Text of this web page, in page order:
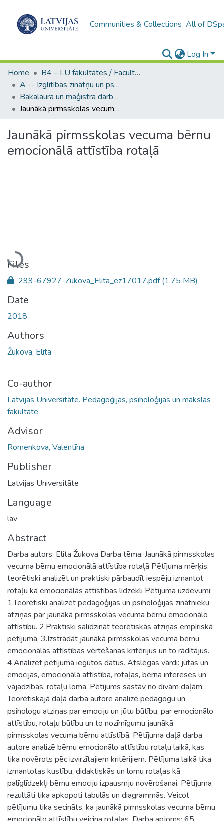
Communities & Collections All of
Log In
Home
B4 – LU fakultātes / Faculties of the UL
A -- Izglītības zinātņu un psiholoģijas fakultāte / Faculty of Education Sciences and Psychology
Bakalaura un maģistra darbi (PPMF) / Bachelor's and Master's theses
Jaunākā pirmsskolas vecuma bērnu emocionālā attīstība rotaļā
Jaunākā pirmsskolas vecuma bērnu
emocionālā attīstība rotaļā
Loading...
Files
299-67927-Zukova_Elita_ez17017.pdf(1.75 MB)
Date
2018
Authors
Žukova, Elita
Co-author
Latvijas Universitāte. Pedagoģijas, psiholoģijas un mākslas
fakultāte
Advisor
Romenkova, Valentīna
Publisher
Latvijas Universitāte
Language
lav
Abstract
Darba autors: Elita Žukova Darba tēma: Jaunākā pirmsskolas
vecuma bērnu emocionālā attīstība rotaļā Pētījuma mērķis:
teorētiski analizēt un praktiski pārbaudīt iespēju izmantot
rotaļu kā emocionālās attīstības līdzekli Pētījuma uzdevumi:
1.Teorētiski analizēt pedagoģijas un psiholoģijas zinātnieku
atziņas par jaunākā pirmsskolas vecuma bērnu emocionālo
attīstību. 2.Praktiski salīdzināt teorētiskās atziņas empīriskā
pētījumā. 3.Izstrādāt jaunākā pirmsskolas vecuma bērnu
emocionālās attīstības vērtēšanas kritērijus un to rādītājus.
4.Analizēt pētījumā iegūtos datus. Atslēgas vārdi: jūtas un
emocijas, emocionālā attīstība, rotaļas, bērna intereses un
vajadzības, rotaļu loma. Pētījums sastāv no divām daļām:
Teorētiskajā daļā darba autore analizē pedagogu un
psihologu atziņas par emociju un jūtu būtību, par emocionālo
attīstību, rotaļu būtību un to nozīmīgumu jaunākā
pirmsskolas vecuma bērnu attīstībā. Pētījuma daļā darba
autore analizē bērnu emocionālo attīstību rotaļu laikā, kas
tika novērots pēc izvirzītajiem kritērijiem. Pētījuma laikā tika
izmantotas kustību, didaktiskās un lomu rotaļas kā
palīglīdzekļi bērnu emociju izpausmju novērošanai. Pētījuma
rezultāti tika apkopoti tabulās un diagrammās. Veicot
pētījumu tika secināts, ka jaunākā pirmsskolas vecuma bērnu